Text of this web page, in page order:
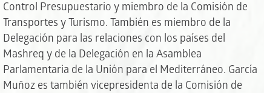
Control Presupuestario y miembro de la Comisión de
Transportes y Turismo. También es miembro de la
Delegación para las relaciones con los países del
Mashreq y de la Delegación en la Asamblea
Parlamentaria de la Unión para el Mediterráneo. García
Muñoz es también vicepresidenta de la Comisión de